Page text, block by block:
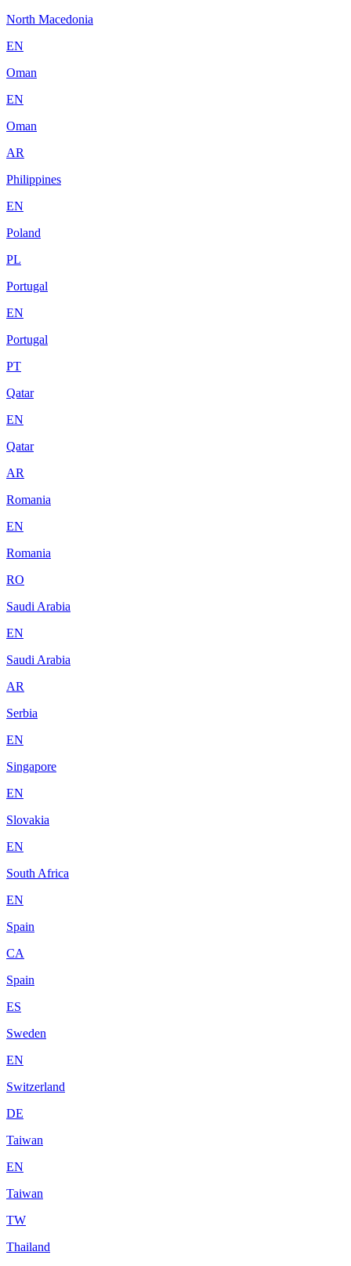
North Macedonia
EN
Oman
EN
Oman
AR
Philippines
EN
Poland
PL
Portugal
EN
Portugal
PT
Qatar
EN
Qatar
AR
Romania
EN
Romania
RO
Saudi Arabia
EN
Saudi Arabia
AR
Serbia
EN
Singapore
EN
Slovakia
EN
South Africa
EN
Spain
CA
Spain
ES
Sweden
EN
Switzerland
DE
Taiwan
EN
Taiwan
TW
Thailand